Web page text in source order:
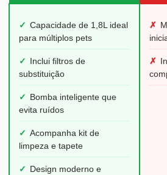
✓ Capacidade de 1,8L ideal
para múltiplos pets
✓
Inclui filtros de
substituição
✓
Bomba inteligente que
evita ruídos
✓ Acompanha kit de
limpeza e tapete
✓
Design moderno e
✗
✗